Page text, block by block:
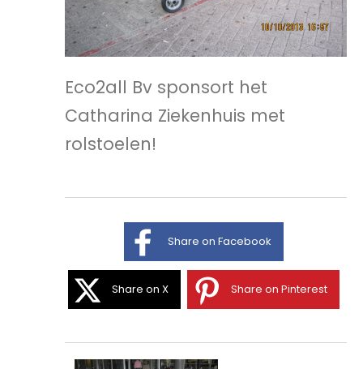
Eco2all Bv sponsort het
Catharina Ziekenhuis met
rolstoelen!
Share on Facebook
Share on X Share on Pinterest